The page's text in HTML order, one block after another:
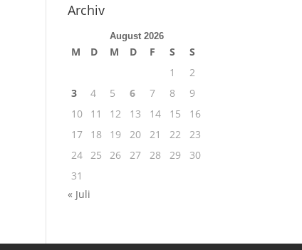
Archiv
August 2026
M D M D F S
S
1
2
3
4 5 6 7 8
9
10
11 12 13 14 15
16
17
18 19 20 21 22
23
24 25 26 27 28 29
30
31
« Juli